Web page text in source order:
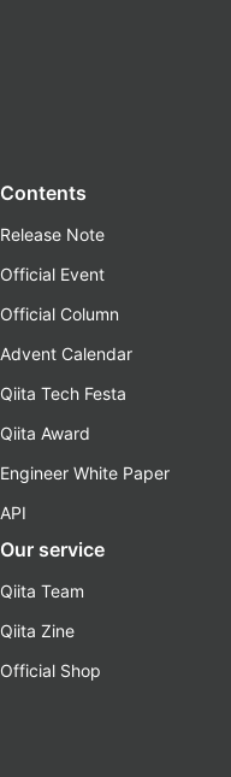
Contents
Release Note
Official Event
Official Column
Advent Calendar
Qiita Tech Festa
Qiita Award
Engineer White Paper
API
Our service
Qiita Team
Qiita Zine
Official Shop